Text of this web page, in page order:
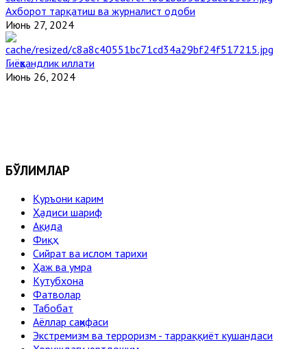
Ахборот тарқатиш ва журналист одоби
Июнь 27, 2024
Гиёҳвандлик иллати
Июнь 26, 2024
БЎЛИМЛАР
Қуръони карим
Ҳадиси шариф
Ақида
Фиқҳ
Сийрат ва ислом тарихи
Ҳаж ва умра
Кутубхона
Фатволар
Табобат
Аёллар саҳифаси
Экстремизм ва терроризм - тарраққиёт кушандаси